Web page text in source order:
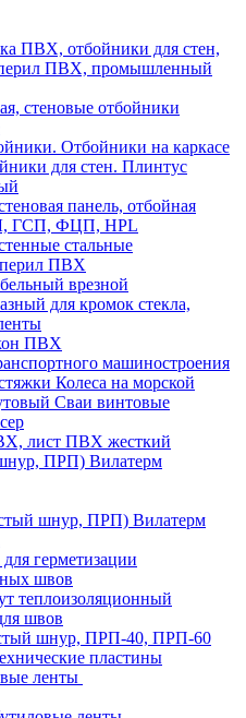
ПВХ, отбойники для стен,
ПВХ, промышленный
стеновые отбойники
Отбойники на каркасе
для стен. Плинтус
панель, отбойная
ГСП, ФЦП, HPL
стальные
ПВХ
врезной
для кромок стекла,
ПВХ
машиностроения
Колеса на морской
Сваи винтовые
лист ПВХ жесткий
ПРП) Вилатерм
шнур, ПРП) Вилатерм
герметизации
швов
теплоизоляционный
швов
шнур, ПРП-40, ПРП-60
пластины
ленты